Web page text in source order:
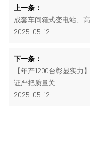
上一条：
成套车间箱式变电站、
2025-05-12
下一条：
【年产1200台彰显实力
证严把质量关
2025-05-12